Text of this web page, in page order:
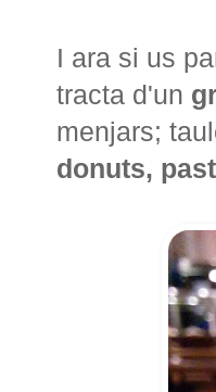
I ara si us
tracta d'un
menjars;
donuts,